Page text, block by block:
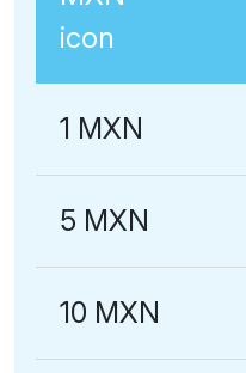
1 MXN
5 MXN
10 MXN